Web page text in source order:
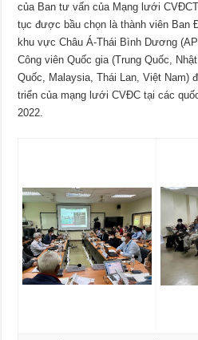
của Ban tư vấn của Mạng lưới
tục được bầu chọn là thành viên Ban
khu vực Châu Á-Thái Bình Dương
Công viên Quốc gia (Trung Quốc,
Quốc, Malaysia, Thái Lan, Việt Nam)
triển của mạng lưới CVĐC tại các
2022.